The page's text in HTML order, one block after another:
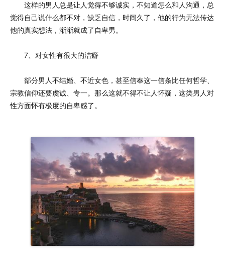
这样的男人总是让人觉得不够诚实，不知道怎么和人沟通，总
觉得自己说什么都不对，缺乏自信，时间久了，他的行为无法传达
他的真实想法，渐渐就成了自卑男。
7、对女性有很大的洁癖
部分男人不结婚、不近女色，甚至信奉这一信条比任何哲学、
宗教信仰还要虔诚、专一。那么这就不得不让人怀疑，这类男人对
性方面怀有极度的自卑感了。